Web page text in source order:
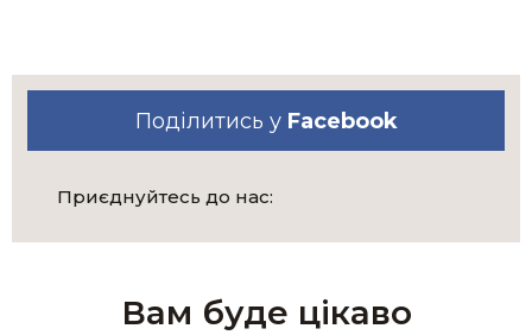
Поділитись у Facebook
Приєднуйтесь до нас:
Вам буде цікаво